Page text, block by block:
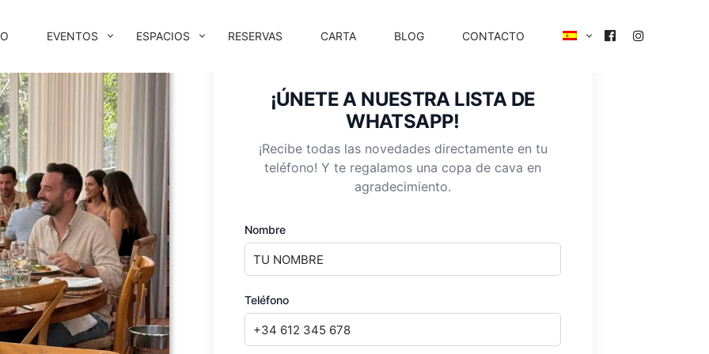
EVENTOS ESPACIOS RESERVAS CARTA BLOG CONTACTO
¡ÚNETE A NUESTRA LISTA DE
WHATSAPP!
¡Recibe todas las novedades directamente en tu
teléfono! Y te regalamos una copa de cava en
agradecimiento.
Nombre
Teléfono